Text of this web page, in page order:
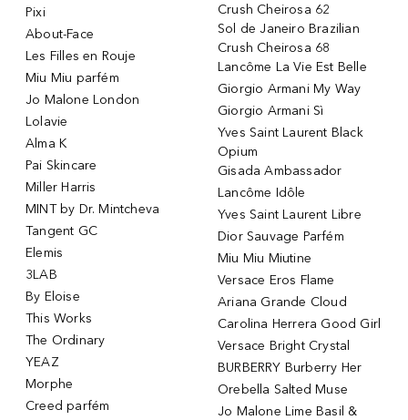
Pixi
About-Face
Les Filles en Rouje
Miu Miu parfém
Jo Malone London
Lolavie
Alma K
Pai Skincare
Miller Harris
MINT by Dr. Mintcheva
Tangent GC
Elemis
3LAB
By Eloise
This Works
The Ordinary
YEAZ
Morphe
Creed parfém
Crush Cheirosa 62
Sol de Janeiro Brazilian
Crush Cheirosa 68
Lancôme La Vie Est Belle
Giorgio Armani My Way
Giorgio Armani Sì
Yves Saint Laurent Black
Opium
Gisada Ambassador
Lancôme Idôle
Yves Saint Laurent Libre
Dior Sauvage Parfém
Miu Miu Miutine
Versace Eros Flame
Ariana Grande Cloud
Carolina Herrera Good Girl
Versace Bright Crystal
BURBERRY Burberry Her
Orebella Salted Muse
Jo Malone Lime Basil &